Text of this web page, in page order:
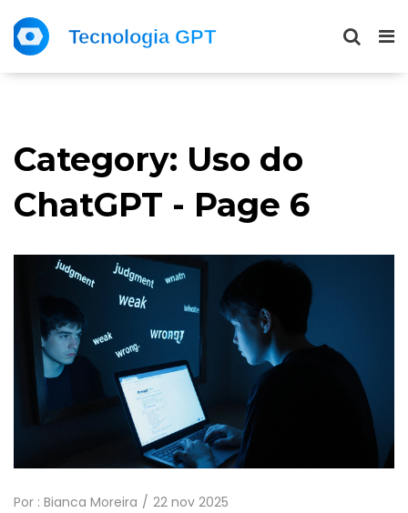
Category: Uso do
ChatGPT - Page 6
Por : Bianca Moreira 22 nov 2025